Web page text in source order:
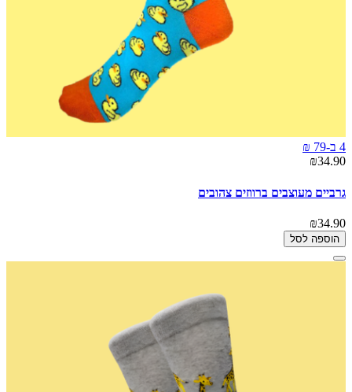
4 ב-79 ₪
₪34.90
גרביים מעוצבים ברווזים צהובים
₪34.90
הוספה לסל